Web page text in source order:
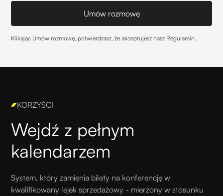
Klikając Umów rozmowę, potwierdzasz, że akceptujesz nasz Regulamin.
KORZYŚCI
Wejdź z pełnym
kalendarzem
System, który zamienia bilety na konferencję w
kwalifikowany lejek sprzedażowy - mierzony w stosunku